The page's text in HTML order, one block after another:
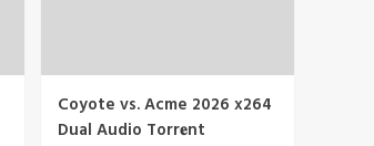
Coyote vs. Acme 2026 x264
Dual Audio Torr𝐞nt